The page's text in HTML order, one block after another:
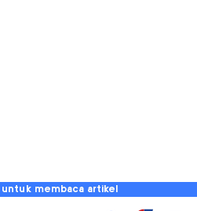
untuk membaca artikel